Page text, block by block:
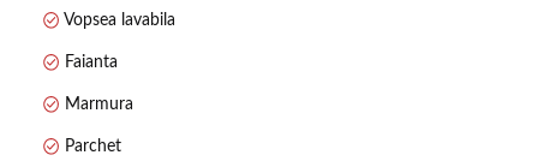
Vopsea lavabila
Faianta
Marmura
Parchet